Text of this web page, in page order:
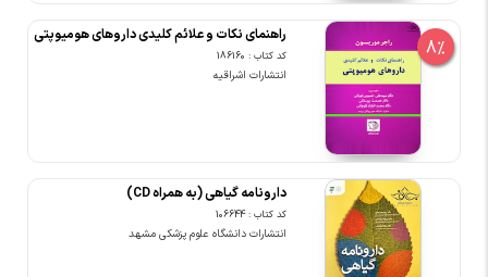
8%
راهنمای نکات و علائم کلیدی داروهای هومیوپتی
کد کتاب : 186160
انتشارات اشراقیه
دارونامه گیاهی (به همراه CD)
کد کتاب : 106644
انتشارات دانشگاه علوم پزشکی مشهد